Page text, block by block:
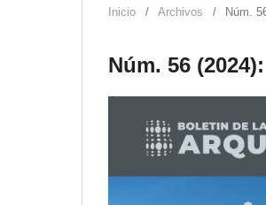
Inicio / Archivos / Núm.
Núm. 56